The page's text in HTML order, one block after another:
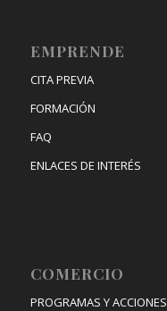
EMPRENDE
CITA PREVIA
FORMACIÓN
FAQ
ENLACES DE INTERÉS
COMERCIO
PROGRAMAS Y ACCIONES